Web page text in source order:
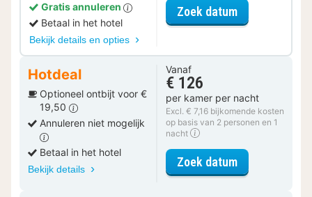
Gratis annuleren
Betaal in het hotel
Bekijk details en opties
Zoek datumvoor
Hotdeal
Optioneel ontbijt voor €
19,50
Annuleren niet mogelijk
Betaal in het hotel
Bekijk details
Vanaf
€ 126
per kamer per nacht
Excl. € 7,16 bijkomende kosten
op basis van 2 personen en 1
nacht
Zoek datumvoor Superior